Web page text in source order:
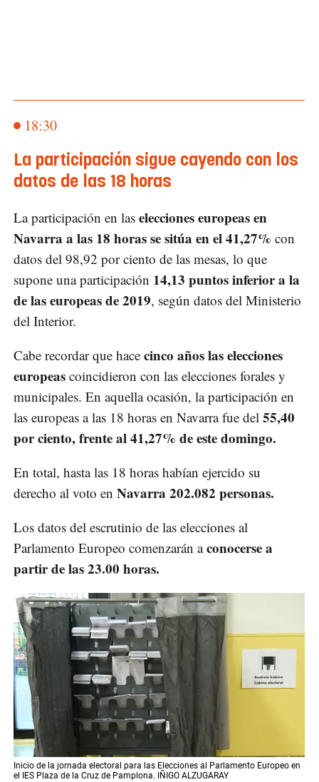
18:30
La participación sigue cayendo con los
datos de las 18 horas
La participación en las elecciones europeas en
Navarra a las 18 horas se sitúa en el 41,27% con
datos del 98,92 por ciento de las mesas, lo que
supone una participación 14,13 puntos inferior a la
de las europeas de 2019, según datos del Ministerio
del Interior.
Cabe recordar que hace cinco años las elecciones
europeas coincidieron con las elecciones forales y
municipales. En aquella ocasión, la participación en
las europeas a las 18 horas en Navarra fue del 55,40
por ciento, frente al 41,27% de este domingo.
En total, hasta las 18 horas habían ejercido su
derecho al voto en Navarra 202.082 personas.
Los datos del escrutinio de las elecciones al
Parlamento Europeo comenzarán aconocerse a
partir de las 23.00 horas.
Inicio de la jornada electoral para las Elecciones al Parlamento Europeo en
el IES Plaza de la Cruz de Pamplona. IÑIGO ALZUGARAY